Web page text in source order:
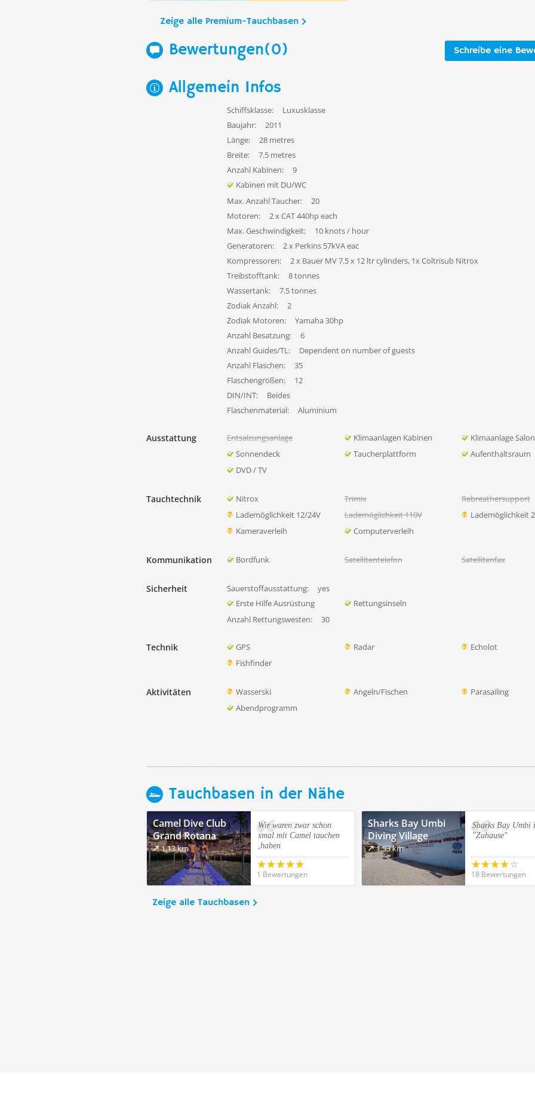
Zeige alle Premium-Tauchbasen
Schreibe eine
Bewertungen(0)
Allgemein Infos
Schiffsklasse:
Luxusklasse
Baujahr:
2011
Länge:
28 metres
Breite:
7.5 metres
Anzahl Kabinen:
9
Kabinen mit DU/WC
Max. Anzahl Taucher:
20
Motoren:
2 x CAT 440hp each
Max. Geschwindigkeit:
10 knots / hour
Generatoren:
2 x Perkins 57kVA eac
Kompressoren:
2 x Bauer MV 7.5 x 12 ltr cylinders, 1x Coltrisub Nitrox
Treibstofftank:
8 tonnes
Wassertank:
7.5 tonnes
Zodiak Anzahl:
2
Zodiak Motoren:
Yamaha 30hp
Anzahl Besatzung:
6
Anzahl Guides/TL:
Dependent on number of guests
Anzahl Flaschen:
35
Flaschengrößen:
12
DIN/INT:
Beides
Flaschenmaterial:
Aluminium
Ausstattung Entsalzungsanlage Klimaanlagen Kabinen
Klimaanlage Salon
Sonnendeck
Taucherplattform
Aufenthaltsraum
DVD / TV
Tauchtechnik Nitrox Trimix
Rebreathersupport
Lademöglichkeit 12/24V
Lademöglichkeit 110V
Lademöglichkeit
Kameraverleih
Computerverleih
Kommunikation Bordfunk Satellitentelefon Satellitenfax
Sicherheit Sauerstoffausstattung:
yes
Erste Hilfe Ausrüstung
Rettungsinseln
Anzahl Rettungswesten:
30
Technik GPS Radar
Echolot
Fishfinder
Aktivitäten Wasserski Angeln/Fischen
Parasailing
Abendprogramm
Tauchbasen in der Nähe
Camel Dive Club
Grand Rotana
Resort & Spa
1.13 km
Wir waren zwar schon
xmal mit Camel tauchen
,haben
1 Bewertungen
Sharks Bay Umbi
Diving Village
1.53 km
Sharks Bay Umbi
"Zuhause"
18 Bewertungen
Zeige alle Tauchbasen